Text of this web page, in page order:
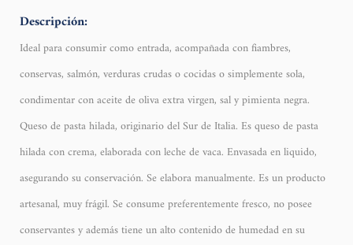
Descripción:
Ideal para consumir como entrada, acompañada con fiambres,
conservas, salmón, verduras crudas o cocidas o simplemente sola,
condimentar con aceite de oliva extra virgen, sal y pimienta negra.
Queso de pasta hilada, originario del Sur de Italia. Es queso de pasta
hilada con crema, elaborada con leche de vaca. Envasada en liquido,
asegurando su conservación. Se elabora manualmente. Es un producto
artesanal, muy frágil. Se consume preferentemente fresco, no posee
conservantes y además tiene un alto contenido de humedad en su